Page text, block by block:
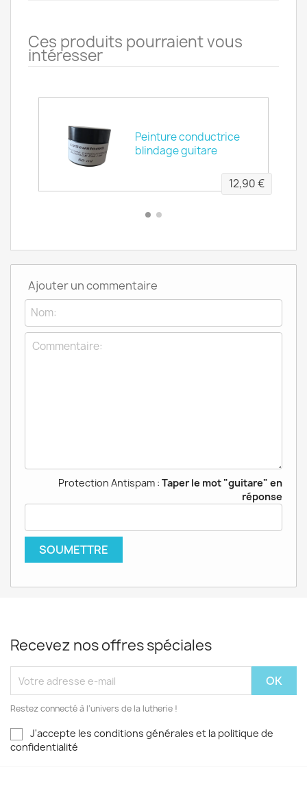
Ces produits pourraient vous
intéresser
Peinture conductrice
blindage guitare
12,90 €
Ajouter un commentaire
Protection Antispam : Taper le mot "guitare" en
réponse
Recevez nos offres spéciales
Restez connecté à l’univers de la lutherie !
J'accepte les conditions générales et la politique de
confidentialité